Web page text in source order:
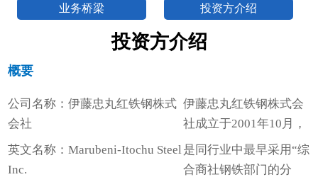
业务桥梁 投资方介绍
投资方介绍
概要
公司名称：伊藤忠丸红铁钢株式
会社
英文名称：Marubeni-Itochu Steel
Inc.
伊藤忠丸红铁钢株式会
社成立于2001年10月，
是同行业中最早采用“综
合商社钢铁部门的分